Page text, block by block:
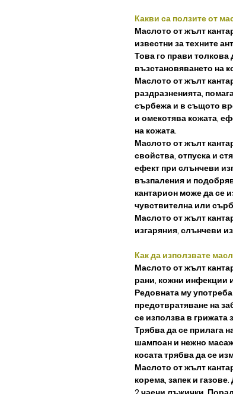
Какви са ползите от
Маслото от жълт
известни​​ за техните
Това го прави толкова
възстановяването на
Маслото от жълт
раздразненията,
сърбежа и в същото
и омекотява кожата,
на кожата.
Маслото от жълт
свойства, отпуска и
ефект при слънчеви
възпаления и
кантарион може да се
чувствителна или
Маслото от жълт
изгаряния, слънчеви
Как да използвате
Маслото от жълт
рани, кожни инфекции
Редовната му
предотвратяване на
се използва в грижата
Трябва да се прилага
шампоан и нежно
косата трябва да се
Маслото от жълт
корема, запек и